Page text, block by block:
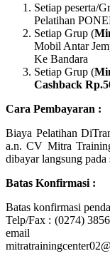
Setiap peserta/
Pelatihan
Setiap Grup (
Mobil Antar
Ke Bandara
Setiap Grup (
Cashback
Cara Pembayaran :
Biaya Pelatihan
a.n. CV Mitra
dibayar langsung pada
Batas Konfirmasi :
Batas konfirmasi
Telp/Fax : (0274)